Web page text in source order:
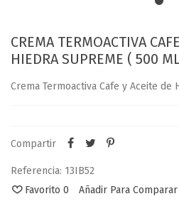
CREMA TERMOACTIVA
HIEDRA SUPREME ( 500
Crema Termoactiva Cafe y Aceite de
Compartir
Referencia: 13IB52
Favorito 0 Añadir Para Comparar